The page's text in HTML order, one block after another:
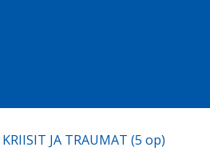
KRIISIT JA TRAUMAT (5 op)